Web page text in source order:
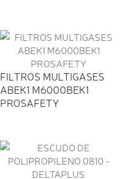
FILTROS MULTIGASES
ABEK1 M6000BEK1
PROSAFETY